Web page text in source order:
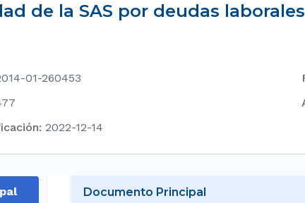
de la SAS por deudas laborales
01-260453
: 2022-12-14
Documento Principal